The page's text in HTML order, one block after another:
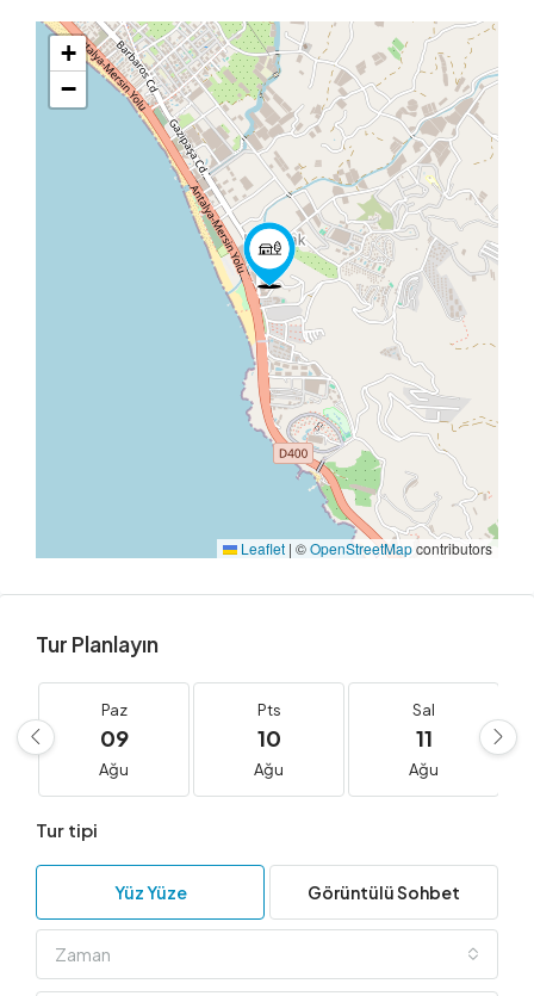
+
−
Leaflet | ©OpenStreetMapcontributors
Tur Planlayın
Paz
09
Ağu
Pts
10
Ağu
Sal
11
Ağu
Tur tipi
Yüz Yüze Görüntülü Sohbet
Zaman